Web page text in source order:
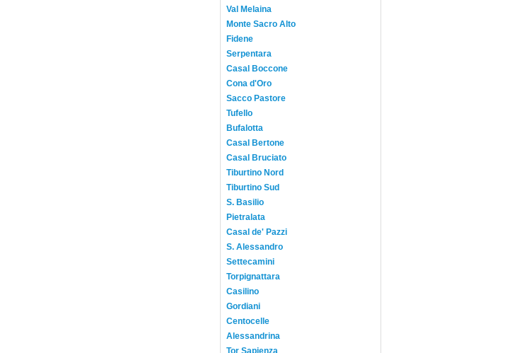
Val Melaina
Monte Sacro Alto
Fidene
Serpentara
Casal Boccone
Cona d'Oro
Sacco Pastore
Tufello
Bufalotta
Casal Bertone
Casal Bruciato
Tiburtino Nord
Tiburtino Sud
S. Basilio
Pietralata
Casal de' Pazzi
S. Alessandro
Settecamini
Torpignattara
Casilino
Gordiani
Centocelle
Alessandrina
Tor Sapienza